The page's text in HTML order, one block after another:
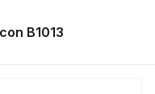
B1013